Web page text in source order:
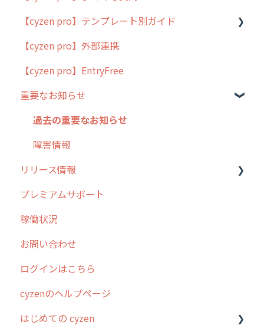
cyzen proの位置情報取得について
用語集
よくある質問
【cyzen pro】テンプレート別ガイド
ポスティング
ラウンダー
メンテナンス
外廻り営業
清掃
不動産
【cyzen pro】外部連携
【cyzen pro】EntryFree
重要なお知らせ
過去の重要なお知らせ
障害情報
リリース情報
リリース
2026年のリリース情報
2025年のリリース情報
2024年のリリース情報
2023年のリリース情報
過去のリリース
プレミアムサポート
稼働状況
お問い合わせ
ログインはこちら
cyzenのヘルプページ
はじめての cyzen